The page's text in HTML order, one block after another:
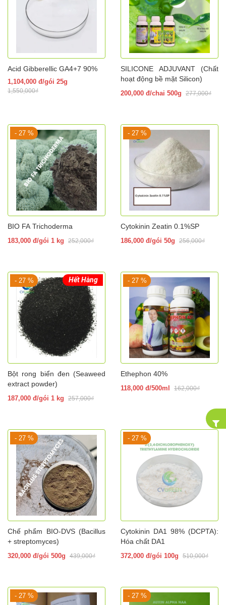
Acid Gibberellic GA4+7 90%
1,104,000 đ/gói 25g
1,550,000₫
SILICONE ADJUVANT (Chất
hoạt động bề mặt Silicon)
200,000 đ/chai 500g 277,000₫
- 27 %
BIO FA Trichoderma
183,000 đ/gói 1 kg 252,000₫
- 27 %
Cytokinin Zeatin 0.1%SP
186,000 đ/gói 50g 256,000₫
- 27 % Hết Hàng
Bột rong biển đen (Seaweed
extract powder)
187,000 đ/gói 1 kg 257,000₫
- 27 %
Ethephon 40%
118,000 đ/500ml 162,000₫
- 27 %
Chế phẩm BIO-DVS (Bacillus
+ streptomyces)
320,000 đ/gói 500g 439,000₫
- 27 %
Cytokinin DA1 98% (DCPTA):
Hóa chất DA1
372,000 đ/gói 100g 510,000₫
- 27 % - 27 %